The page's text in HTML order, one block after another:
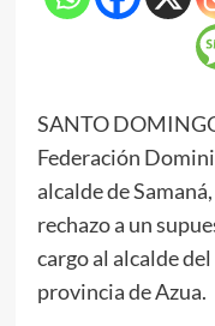
SANTO
Federación
alcalde de
rechazo a un
cargo al alcalde
provincia de Azua.